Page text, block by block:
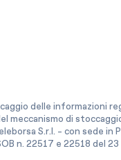
delle informazioni
meccanismo di
S.r.l. - con sede in
n. 22517 e 22518 del 23